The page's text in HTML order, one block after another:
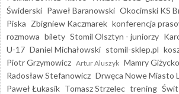
Świderski Paweł Baranowski Okocimski KS
Piska Zbigniew Kaczmarek konferencja
rozmowa bilety Stomil Olsztyn - juniorzy
U-17 Daniel Michałowski stomil-sklep.pl
Piotr Grzymowicz Artur Aluszyk Mamry Giżycko
Radosław Stefanowicz Drwęca Nowe Miasto
Paweł Łukasik Tomasz Strzelec trening